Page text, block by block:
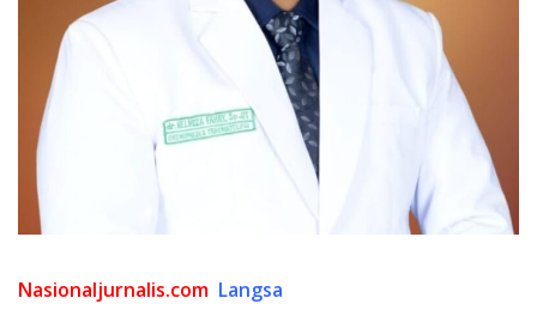
Nasionaljurnalis.com Langsa